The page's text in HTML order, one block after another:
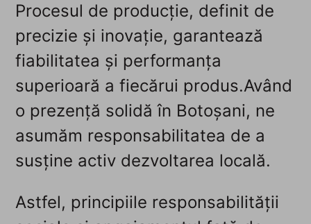
Procesul de producție, definit de
precizie și inovație, garantează
fiabilitatea și performanța
superioară a fiecărui produs.Având
o prezență solidă în Botoșani, ne
asumăm responsabilitatea de a
susține activ dezvoltarea locală.
Astfel, principiile responsabilității